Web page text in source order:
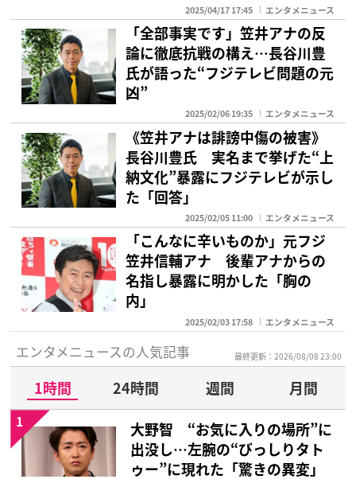
2025/04/17 17:45 エンタメニュース
「全部事実です」笠井アナの反
論に徹底抗戦の構え…長谷川豊
氏が語った“フジテレビ問題の元
凶”
2025/02/06 19:35 エンタメニュース
《笠井アナは誹謗中傷の被害》
長谷川豊氏 実名まで挙げた“上
納文化”暴露にフジテレビが示し
た「回答」
2025/02/05 11:00 エンタメニュース
「こんなに辛いものか」元フジ
笠井信輔アナ 後輩アナからの
名指し暴露に明かした「胸の
内」
2025/02/03 17:58 エンタメニュース
エンタメニュースの人気記事 最終更新：2026/08/08 23:00
1時間 24時間 週間
月間
大野智 “お気に入りの場所”に
出没し…左腕の“びっしりタト
ゥー”に現れた「驚きの異変」
1